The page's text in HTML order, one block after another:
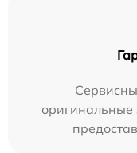
оригинальные